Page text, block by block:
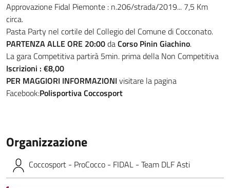
Approvazione Fidal Piemonte : n.206/strada/2019... 7,5 Km
circa.
Pasta Party nel cortile del Collegio del Comune di Cocconato.
PARTENZA ALLE ORE 20:00daCorso Pinin Giachino.
La gara Competitiva partirà 5min. prima della Non Competitiva
Iscrizioni : €8,00
PER MAGGIORI INFORMAZIONI visitare la pagina
Facebook:Polisportiva Coccosport
Organizzazione
Coccosport - ProCocco - FIDAL - Team DLF Asti